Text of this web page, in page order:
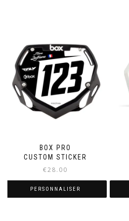
BOX PRO
CUSTOM STICKER
€28.00
PERSONNALISER